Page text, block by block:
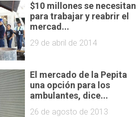
$10 millones se necesitan
para trabajar y reabrir el
mercad...
29 de abril de 2014
El mercado de la Pepita
una opción para los
ambulantes, dice...
26 de agosto de 2013